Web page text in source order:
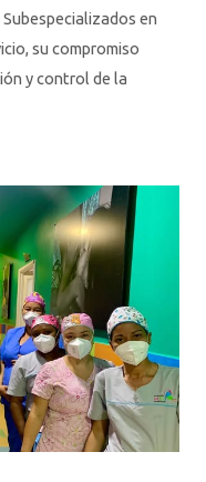
en
su compromiso
y control de la